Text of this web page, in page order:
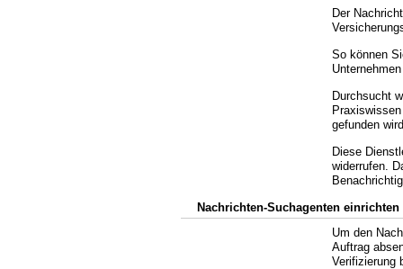
Der
So können
Durchsucht
gefunden
Diese
widerrufen.
Nachrichten-Suchagenten einrichten
Um den
Auftrag
Verifizierung